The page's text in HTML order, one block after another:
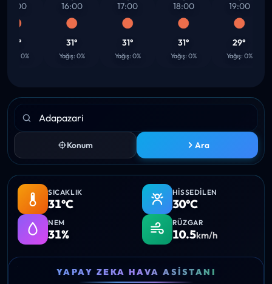
15:00
0%
16:00
31°
Yağış: 0%
17:00
31°
Yağış: 0%
18:00
31°
Yağış: 0%
19:00
29°
Yağış: 0%
Konum Ara
SICAKLIK
31°C
HISSEDILEN
30°C
NEM
31%
RÜZGAR
10.5km/h
YAPAY ZEKA HAVA ASISTANI